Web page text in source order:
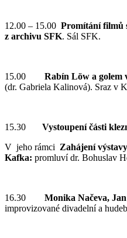
12.00 – 15.00 Promítání filmů
z archivu SFK. Sál SFK.
15.00 Rabín Löw a golem
(dr. Gabriela Kalinová). Sraz v
15.30 Vystoupení části
V jeho rámci Zahájení
Kafka: promluví dr. Bohuslav
16.30 Monika Načeva,
improvizované divadelní a